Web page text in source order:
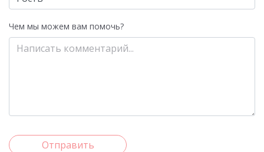
Чем мы можем вам помочь?
Отправить